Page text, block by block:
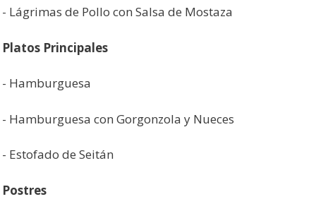
- Lágrimas de Pollo con Salsa de Mostaza
Platos Principales
- Hamburguesa
- Hamburguesa con Gorgonzola y Nueces
- Estofado de Seitán
Postres